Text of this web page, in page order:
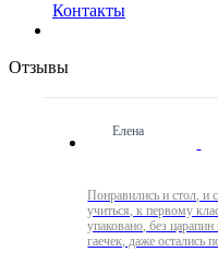
Контакты
Отзывы
Елена
Понравились и стол, и
учиться, к первому
упаковано, без
гаечек, даже остались